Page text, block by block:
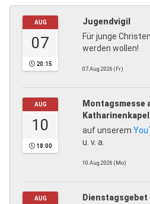
AUG
07
20:15
Jugendvigil
Für junge
werden wollen!
07.Aug.2026 (Fr)
AUG
10
18:00
Montagsmesse
auf unserem
u. v. a.
10.Aug.2026 (Mo)
AUG
Dienstagsgebet